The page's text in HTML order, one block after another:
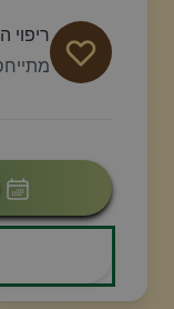
ריפוי